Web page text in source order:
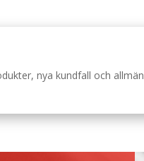
nya kundfall och allmän